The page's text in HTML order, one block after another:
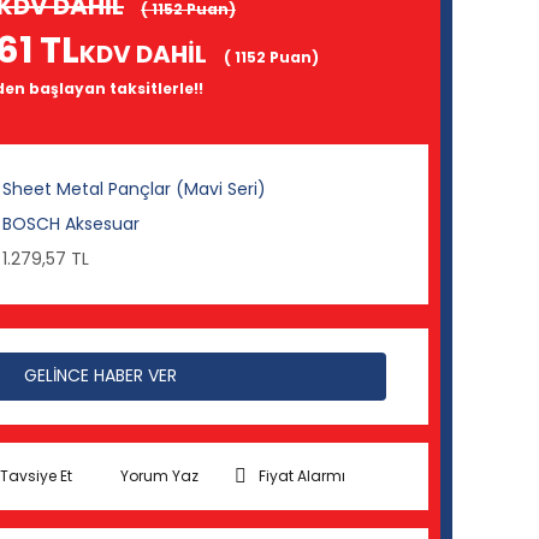
( 1152 Puan)
TLKDV DAHİL
( 1152 Puan)
den başlayan taksitlerle!!
Sheet Metal Pançlar (Mavi Seri)
BOSCH Aksesuar
1.279,57 TL
GELİNCE HABER VER
Tavsiye Et Yorum Yaz Fiyat Alarmı